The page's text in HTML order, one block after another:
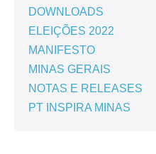
DOWNLOADS
ELEIÇÕES 2022
MANIFESTO
MINAS GERAIS
NOTAS E RELEASES
PT INSPIRA MINAS